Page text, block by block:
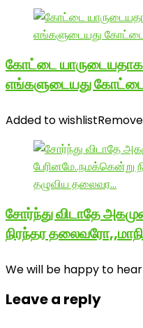
கோட்டை யாருடையதாக
எங்களுடையது
Added to wishlist
சோர்ந்து விடாதே
நிரந்தர
We will be happy to
Leave a reply